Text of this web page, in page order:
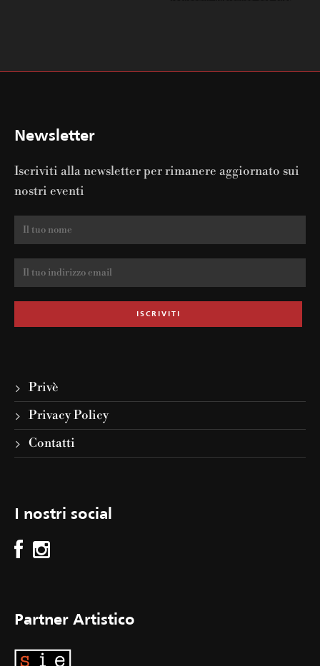
Newsletter
Iscriviti alla newsletter per rimanere aggiornato sui
nostri eventi
Privè
Privacy Policy
Contatti
I nostri social
Partner Artistico